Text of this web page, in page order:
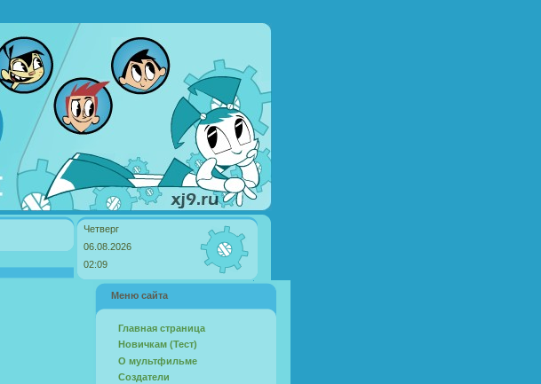
Четверг
06.08.2026
02:09
Меню сайта
Главная страница
Новичкам (Тест)
О мультфильме
Создатели